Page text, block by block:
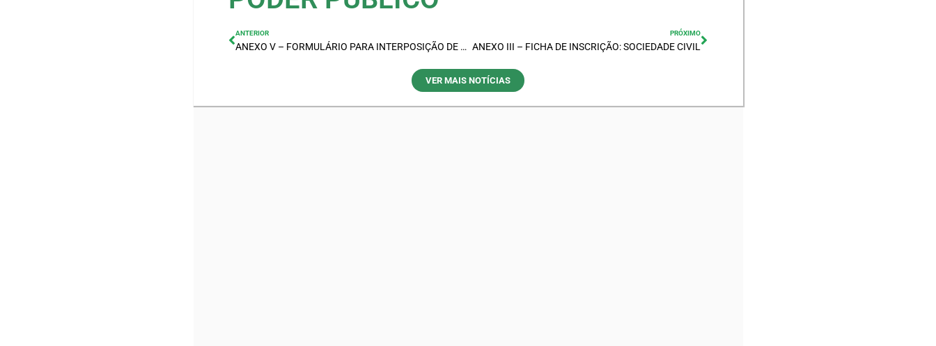
ANTERIOR
ANEXO V – FORMULÁRIO PARA INTERPOSIÇÃO DE IMPUGNAÇÃO E RECURSO
PRÓXIMO
ANEXO III – FICHA DE INSCRIÇÃO: SOCIEDADE CIVIL
VER MAIS NOTÍCIAS